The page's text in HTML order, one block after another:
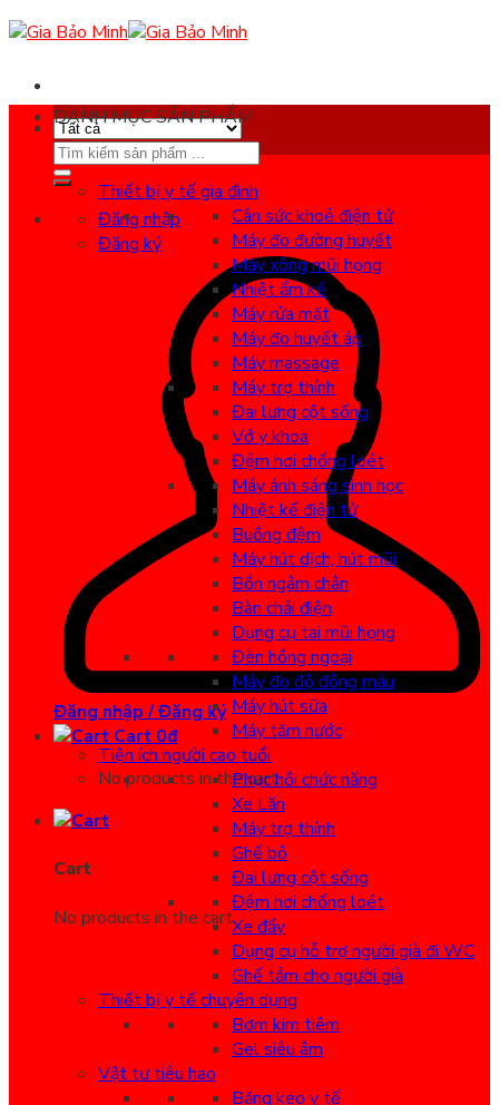
Skip
to
Search
for:
Đăng nhập
Đăng ký
Đăng nhập / Đăng ký
Cart 0đ
No products in the cart.
Cart
No products in the cart.
DANH MỤC SẢN PHẨM
Thiết bị y tế gia đình
Cân sức khoẻ điện tử
Máy đo đường huyết
Máy xông mũi họng
Nhiệt ẩm kế
Máy rửa mặt
Máy đo huyết áp
Máy massage
Máy trợ thính
Đai lưng cột sống
Vớ y khoa
Đệm hơi chống loét
Máy ánh sáng sinh học
Nhiệt kế điện tử
Buồng đệm
Máy hút dịch, hút mũi
Bồn ngâm chân
Bàn chải điện
Dụng cụ tai mũi họng
Đèn hồng ngoại
Máy đo độ đông máu
Máy hút sữa
Máy tăm nước
Tiện ích người cao tuổi
Phục hồi chức năng
Xe Lăn
Máy trợ thính
Ghế bô
Đai lưng cột sống
Đệm hơi chống loét
Xe đẩy
Dụng cụ hỗ trợ người già đi WC
Ghế tắm cho người già
Thiết bị y tế chuyên dụng
Bơm kim tiêm
Gel siêu âm
Vật tư tiêu hao
Băng keo y tế